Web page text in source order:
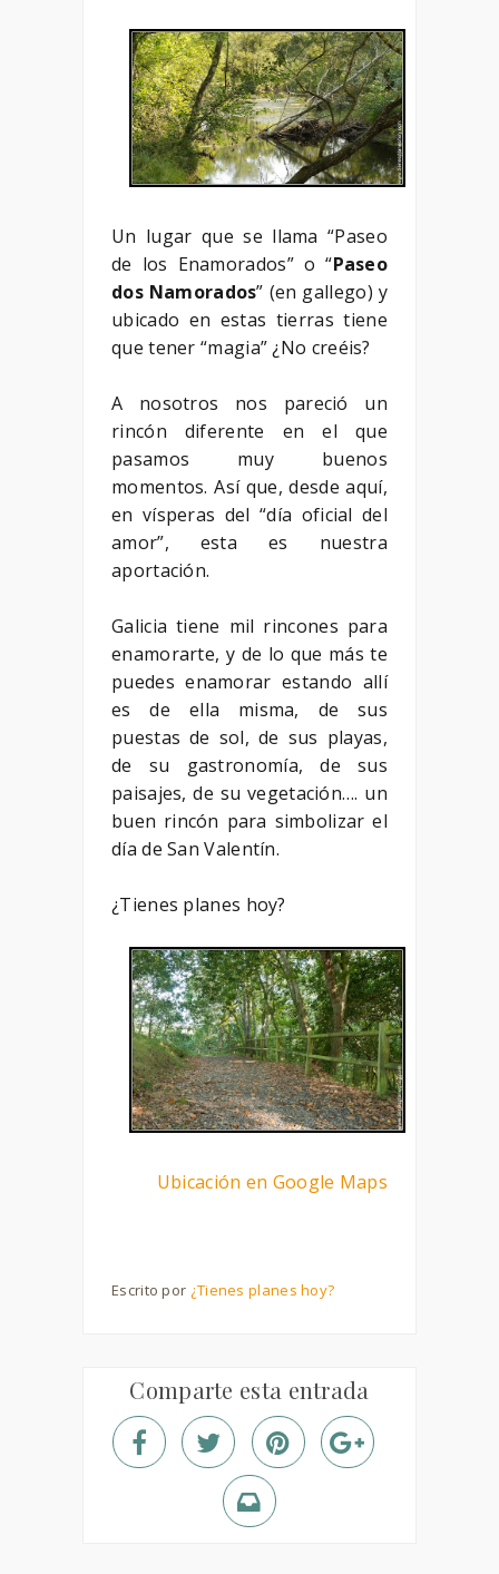
Un lugar que se llama “Paseo
de los Enamorados” o “Paseo
dos Namorados” (en gallego) y
ubicado en estas tierras tiene
que tener “magia” ¿No creéis?
A nosotros nos pareció un
rincón diferente en el que
pasamos muy buenos
momentos. Así que, desde aquí,
en vísperas del “día oficial del
amor”, esta es nuestra
aportación.
Galicia tiene mil rincones para
enamorarte, y de lo que más te
puedes enamorar estando allí
es de ella misma, de sus
puestas de sol, de sus playas,
de su gastronomía, de sus
paisajes, de su vegetación…. un
buen rincón para simbolizar el
día de San Valentín.
¿Tienes planes hoy?
Ubicación en Google Maps
Escrito por ¿Tienes planes hoy?
Comparte esta entrada